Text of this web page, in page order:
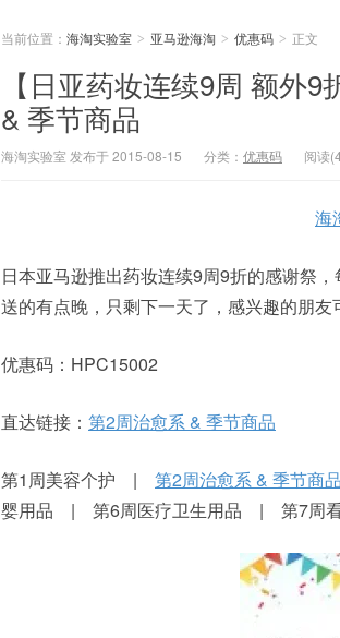
当前位置： 海淘实验室 > 亚马逊海淘 > 优惠码 > 正文
【日亚药妆连续9周 额外
& 季节商品
海淘实验室 发布于 2015-08-15 分类： 优惠码 阅读
海
日本亚马逊推出药妆连续9周9折的感谢祭
送的有点晚，只剩下一天了，感兴趣的朋友
优惠码：HPC15002
直达链接： 第2周治愈系 & 季节商品
第1周美容个护 | 第2周治愈系 & 季节商品
婴用品 | 第6周医疗卫生用品 | 第7周